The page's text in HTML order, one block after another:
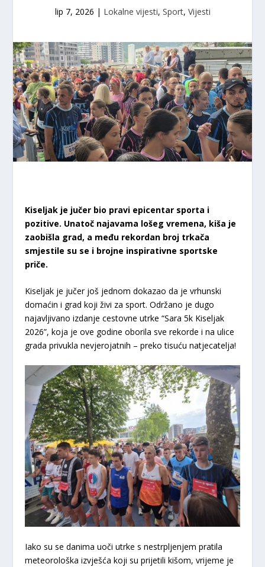
lip 7, 2026 | Lokalne vijesti, Sport, Vijesti
Kiseljak je jučer bio pravi epicentar sporta i
pozitive. Unatoč najavama lošeg vremena, kiša je
zaobišla grad, a među rekordan broj trkača
smjestile su se i brojne inspirativne sportske
priče.
Kiseljak je jučer još jednom dokazao da je vrhunski
domaćin i grad koji živi za sport. Održano je dugo
najavljivano izdanje cestovne utrke“Sara 5k Kiseljak
2026”, koja je ove godine oborila sve rekorde i na ulice
grada privukla nevjerojatnih – preko tisuću natjecatelja!
​Iako su se danima uoči utrke s nestrpljenjem pratila
meteorološka izvješća koji su prijetili kišom, vrijeme je